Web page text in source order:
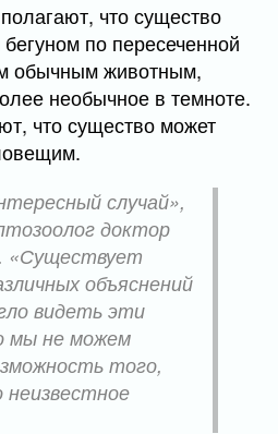
что существо
по пересеченной
обычным животным,
необычное в темноте.
что существо может
случай»,
доктор
«Существует
объяснений
видеть эти
мы не можем
того,